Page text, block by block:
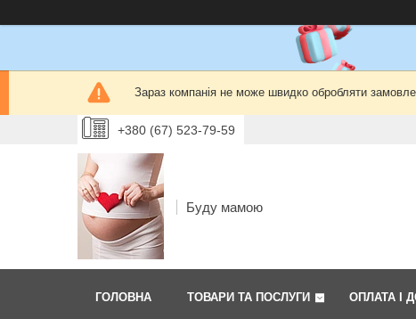
Зараз компанія не може швидко обробляти
+380 (67) 523-79-59
Буду мамою
ГОЛОВНА ТОВАРИ ТА ПОСЛУГИ ОПЛАТА І